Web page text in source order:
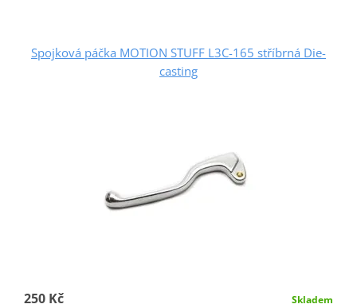
Spojková páčka MOTION STUFF L3C-165 stříbrná Die-
casting
250 Kč Skladem